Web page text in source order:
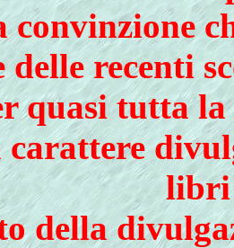
recenti
quasi tutta
libri
della